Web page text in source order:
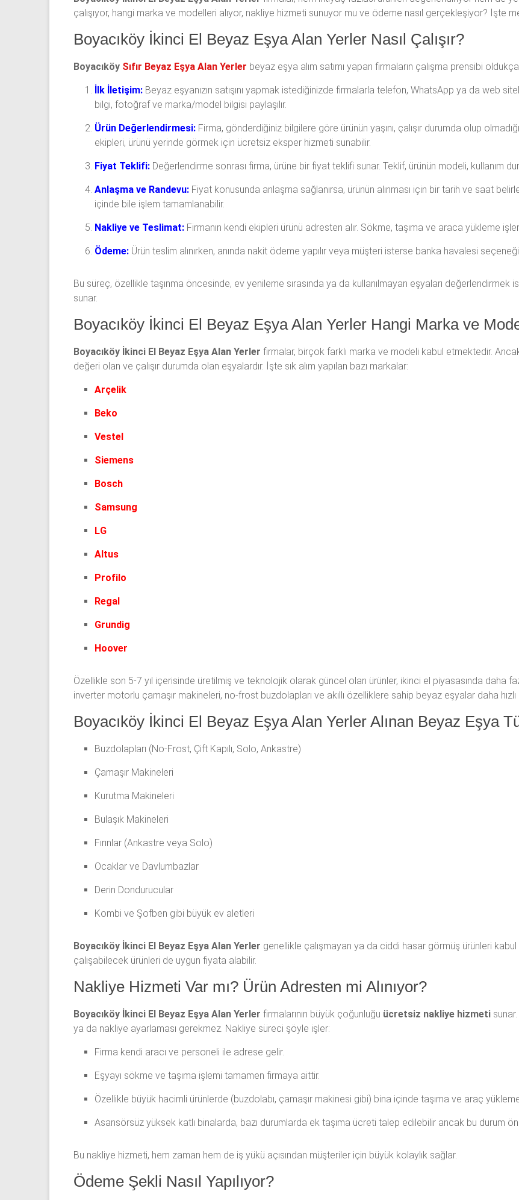
çalışıyor, hangi marka ve modelleri alıyor, nakliye hizmeti sunuyor mu ve ödeme nasıl gerçekleşiyor? İşte
Boyacıköy İkinci El Beyaz Eşya Alan Yerler Nasıl Çalışır?
Boyacıköy Sıfır Beyaz Eşya Alan Yerler beyaz eşya alım satımı yapan firmaların çalışma prensibi
İlk İletişim: Beyaz eşyanızın satışını yapmak istediğinizde firmalarla telefon, WhatsApp ya da web
bilgi, fotoğraf ve marka/model bilgisi paylaşılır.
Ürün Değerlendirmesi: Firma, gönderdiğiniz bilgilere göre ürünün yaşını, çalışır durumda olup
ekipleri, ürünü yerinde görmek için ücretsiz eksper hizmeti sunabilir.
Fiyat Teklifi: Değerlendirme sonrası firma, ürüne bir fiyat teklifi sunar. Teklif, ürünün modeli, kullanım
Anlaşma ve Randevu: Fiyat konusunda anlaşma sağlanırsa, ürünün alınması için bir tarih ve saat
içinde bile işlem tamamlanabilir.
Nakliye ve Teslimat: Firmanın kendi ekipleri ürünü adresten alır. Sökme, taşıma ve araca yükleme
Ödeme: Ürün teslim alınırken, anında nakit ödeme yapılır veya müşteri isterse banka havalesi seçeneği
Bu süreç, özellikle taşınma öncesinde, ev yenileme sırasında ya da kullanılmayan eşyaları değerlendirmek
sunar.
Boyacıköy İkinci El Beyaz Eşya Alan Yerler Hangi Marka ve
Boyacıköy İkinci El Beyaz Eşya Alan Yerler firmalar, birçok farklı marka ve modeli kabul etmektedir.
değeri olan ve çalışır durumda olan eşyalardır. İşte sık alım yapılan bazı markalar:
Arçelik
Beko
Vestel
Siemens
Bosch
Samsung
LG
Altus
Profilo
Regal
Grundig
Hoover
Özellikle son 5-7 yıl içerisinde üretilmiş ve teknolojik olarak güncel olan ürünler, ikinci el piyasasında daha
inverter motorlu çamaşır makineleri, no-frost buzdolapları ve akıllı özelliklere sahip beyaz eşyalar daha hızlı
Boyacıköy İkinci El Beyaz Eşya Alan Yerler Alınan Beyaz Eşya
Buzdolapları (No-Frost, Çift Kapılı, Solo, Ankastre)
Çamaşır Makineleri
Kurutma Makineleri
Bulaşık Makineleri
Fırınlar (Ankastre veya Solo)
Ocaklar ve Davlumbazlar
Derin Dondurucular
Kombi ve Şofben gibi büyük ev aletleri
Boyacıköy İkinci El Beyaz Eşya Alan Yerler genellikle çalışmayan ya da ciddi hasar görmüş ürünleri
çalışabilecek ürünleri de uygun fiyata alabilir.
Nakliye Hizmeti Var mı? Ürün Adresten mi Alınıyor?
Boyacıköy İkinci El Beyaz Eşya Alan Yerler firmalarının büyük çoğunluğu ücretsiz nakliye hizmeti
ya da nakliye ayarlaması gerekmez. Nakliye süreci şöyle işler:
Firma kendi aracı ve personeli ile adrese gelir.
Eşyayı sökme ve taşıma işlemi tamamen firmaya aittir.
Özellikle büyük hacimli ürünlerde (buzdolabı, çamaşır makinesi gibi) bina içinde taşıma ve araç
Asansörsüz yüksek katlı binalarda, bazı durumlarda ek taşıma ücreti talep edilebilir ancak bu durum
Bu nakliye hizmeti, hem zaman hem de iş yükü açısından müşteriler için büyük kolaylık sağlar.
Ödeme Şekli Nasıl Yapılıyor?